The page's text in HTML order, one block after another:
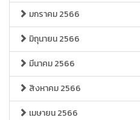
มกราคม 2566
มิถุนายน 2566
มีนาคม 2566
สิงหาคม 2566
เมษายน 2566